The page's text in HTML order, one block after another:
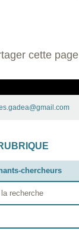
cette page
chercheurs
recherche